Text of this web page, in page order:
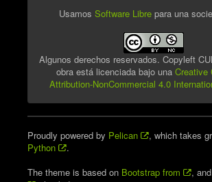
Usamos Software Librepara una
Algunos derechos reservados. Copyleft
obra está licenciada bajo una Creative
Attribution-NonCommercial 4.0
Proudly powered by Pelican
, which takes
Python
.
The theme is based on Bootstrap from , and